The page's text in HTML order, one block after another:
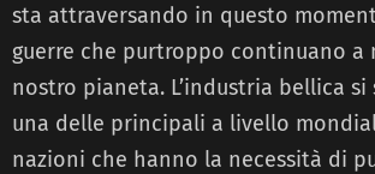
sta attraversando in questo
guerre che purtroppo continuano a
nostro pianeta. L’industria bellica si
una delle principali a livello
nazioni che hanno la necessità di